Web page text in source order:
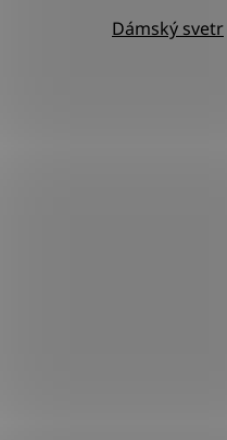
Dámský svetr